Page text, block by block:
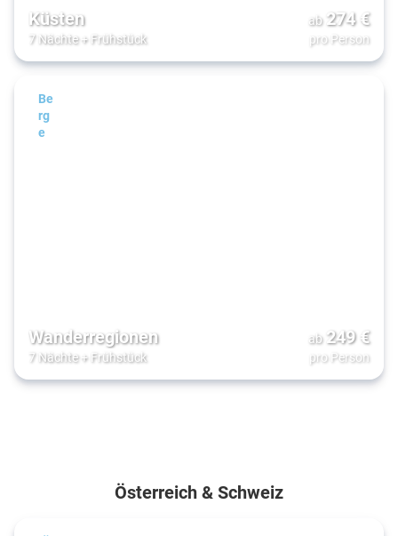
Küsten
7 Nächte+ Frühstück
ab 274€
pro Person
Be
rg
e
Wanderregionen
7 Nächte+ Frühstück
ab 249€
pro Person
Österreich & Schweiz